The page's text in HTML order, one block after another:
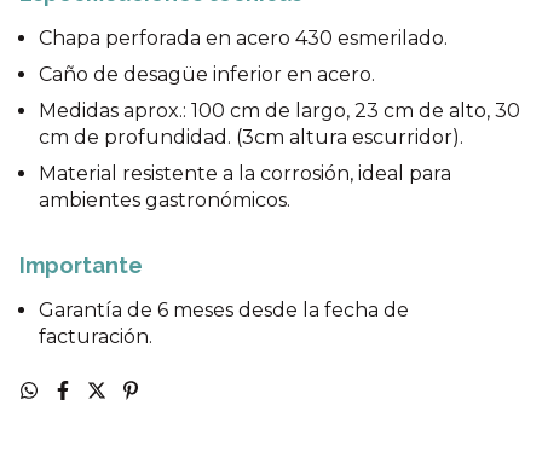
Chapa perforada en acero 430 esmerilado.
Caño de desagüe inferior en acero.
Medidas aprox.: 100 cm de largo, 23 cm de alto, 30
cm de profundidad. (3cm altura escurridor).
Material resistente a la corrosión, ideal para
ambientes gastronómicos.
Importante
Garantía de 6 meses desde la fecha de
facturación.